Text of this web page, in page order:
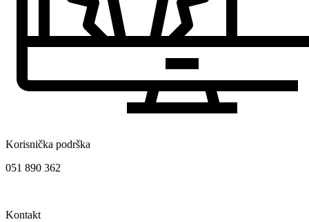
Korisnička podrška
051 890 362
Kontakt